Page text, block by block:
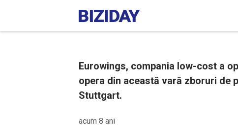
Eurowings, compania low-cost a
opera din această vară zboruri de
Stuttgart.
acum 8 ani